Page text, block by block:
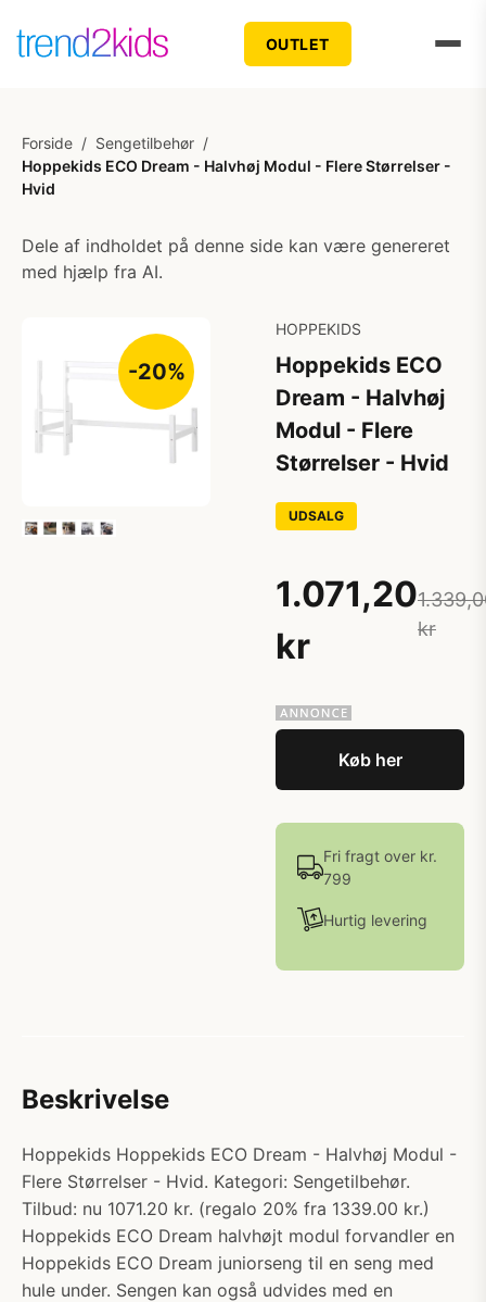
OUTLET
Forside / Sengetilbehør /
Hoppekids ECO Dream - Halvhøj Modul - Flere Størrelser -
Hvid
Dele af indholdet på denne side kan være genereret
med hjælp fra AI.
-20%
HOPPEKIDS
Hoppekids ECO
Dream - Halvhøj
Modul - Flere
Størrelser - Hvid
UDSALG
1.071,20
kr
kr
Køb her
Fri fragt over kr.
799
Hurtig levering
Beskrivelse
Hoppekids Hoppekids ECO Dream - Halvhøj Modul -
Flere Størrelser - Hvid. Kategori: Sengetilbehør.
Tilbud: nu 1071.20 kr. (regalo 20% fra 1339.00 kr.)
Hoppekids ECO Dream halvhøjt modul forvandler en
Hoppekids ECO Dream juniorseng til en seng med
hule under. Sengen kan også udvides med en